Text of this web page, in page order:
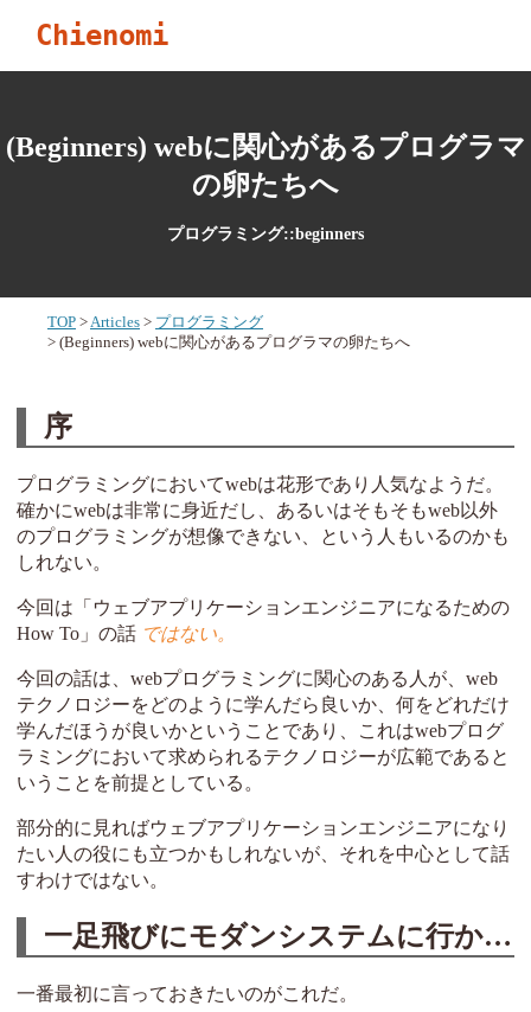
Chienomi
(Beginners) webに関心があるプログラマ
の卵たちへ
プログラミング::beginners
TOP Articles
プログラミング
(Beginners) webに関心があるプログラマの卵たちへ
序
プログラミングにおいてwebは花形であり人気なようだ。
確かにwebは非常に身近だし、あるいはそもそもweb以外
のプログラミングが想像できない、という人もいるのかも
しれない。
今回は「ウェブアプリケーションエンジニアになるための
How To」の話 ではない。
今回の話は、webプログラミングに関心のある人が、web
テクノロジーをどのように学んだら良いか、何をどれだけ
学んだほうが良いかということであり、これはwebプログ
ラミングにおいて求められるテクノロジーが広範であると
いうことを前提としている。
部分的に見ればウェブアプリケーションエンジニアになり
たい人の役にも立つかもしれないが、それを中心として話
すわけではない。
一足飛びにモダンシステムに行かない
一番最初に言っておきたいのがこれだ。